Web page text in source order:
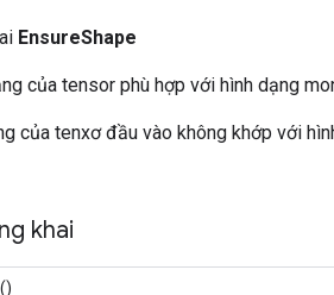
EnsureShape
của tensor phù hợp với hình dạng
của tenxơ đầu vào không khớp với
khai
()